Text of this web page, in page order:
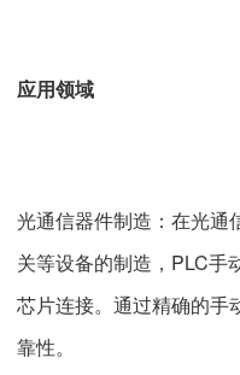
应用领域
光通信器件制造：在光通
关等设备的制造，PLC手
芯片连接。通过精确的手
靠性。